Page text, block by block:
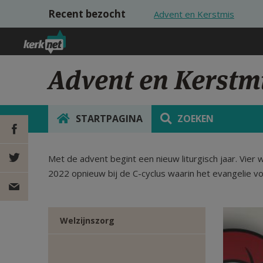
Overslaan en naar de inhoud gaan
Recent bezocht Advent en Kerstmis
Advent en
STARTPAGINA ZOEKEN
Met de advent begint een nieuw liturgisch jaar.
2022 opnieuw bij de C-cyclus waarin het evangelie
DEEL OP
FACEBOOK
DEEL OP
Welzijnszorg